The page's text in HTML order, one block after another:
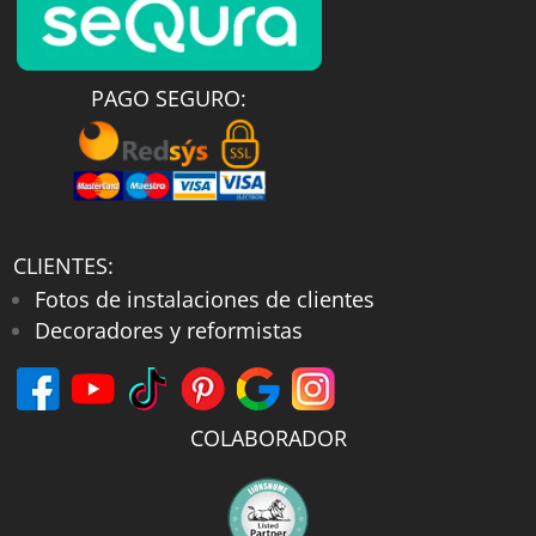
los restos de cal, jabón o humedad
queden incrustados en los relieves,
agilizando las tareas de limpieza rutinaria
con un mantenimiento cómodo y rápido.
Además, como sello definitivo de nuestra
producción directa de fábrica,
colección de
cobertura excepcional de 10 años de
garantía. En conclusión, te invitamos a
explorar las distintas texturas, longitudes
y anchos especiales que tenemos a la
venta para renovar tu aseo hoy mismo y
al mejor precio del mercado. ¡Disfruta del
espacio que te mereces con un diseño
PAGO SEGURO:
CLIENTES:
Fotos de instalaciones de clientes
Decoradores y reformistas
COLABORADOR